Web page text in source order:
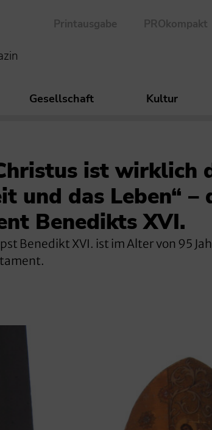
Printausgabe PROkompakt
Gesellschaft Kultur
ist wirklich
und das Leben“ –
Benedikts XVI.
Benedikt XVI. ist im Alter von 95